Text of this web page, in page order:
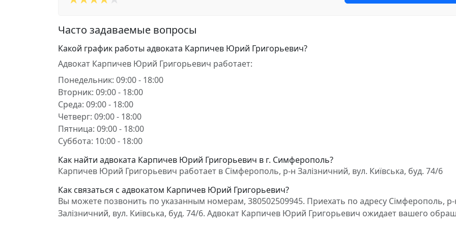
Часто задаваемые вопросы
Какой график работы адвоката Карпичев Юрий Григорьевич?
Адвокат Карпичев Юрий Григорьевич работает:
Понедельник: 09:00 - 18:00
Вторник: 09:00 - 18:00
Среда: 09:00 - 18:00
Четверг: 09:00 - 18:00
Пятница: 09:00 - 18:00
Суббота: 10:00 - 18:00
Как найти адвоката Карпичев Юрий Григорьевич в г. Симферополь?
Карпичев Юрий Григорьевич работает в Сімферополь, р-н Залізничний, вул. Київська, буд. 74/6
Как связаться с адвокатом Карпичев Юрий Григорьевич?
Вы можете позвонить по указанным номерам, 380502509945. Приехать по адресу Сімферополь,
Залізничний, вул. Київська, буд. 74/6. Адвокат Карпичев Юрий Григорьевич ожидает вашего